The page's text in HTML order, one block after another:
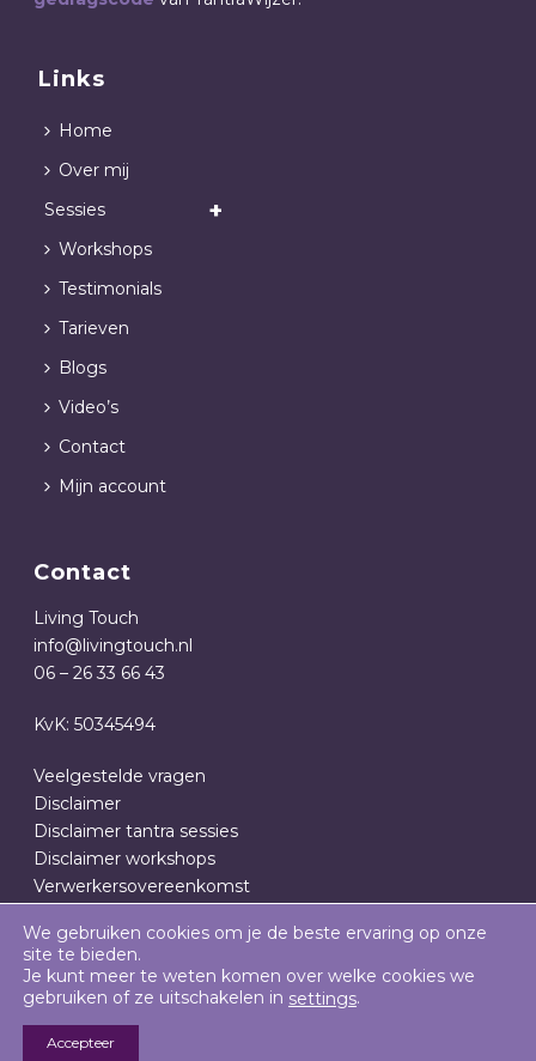
Links
Home
Over mij
Sessies
Workshops
Testimonials
Tarieven
Blogs
Video’s
Contact
Mijn account
Contact
Living Touch
info@livingtouch.nl
06 – 26 33 66 43
KvK: 50345494
Veelgestelde vragen
Disclaimer
Disclaimer tantra sessies
Disclaimer workshops
Verwerkersovereenkomst
Algemene Voorwaarden
We gebruiken cookies om je de beste ervaring op onze
site te bieden.
Je kunt meer te weten komen over welke cookies we
gebruiken of ze uitschakelen in settings.
Accepteer